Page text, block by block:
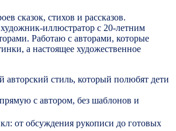
сказок, стихов и рассказов.
иллюстратор с 20-летним
Работаю с авторами, которые
а настоящее художественное
авторский стиль, который полюбят дети
с автором, без шаблонов и
от обсуждения рукописи до готовых